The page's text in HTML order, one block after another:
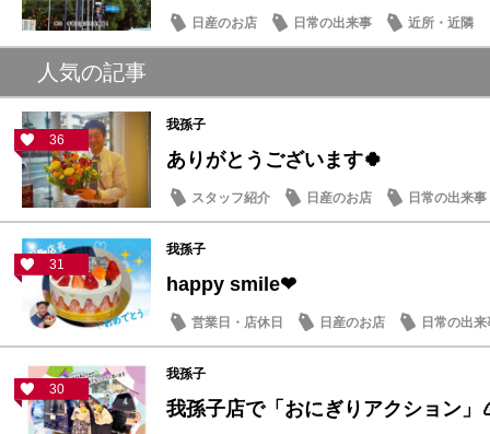
日産のお店 日常の出来事 近所・近隣
人気の記事
36
我孫子
ありがとうございます🍀
スタッフ紹介 日産のお店 日常の出来事
31
我孫子
happy smile❤
営業日・店休日 日産のお店 日常の出来
30
我孫子
我孫子店で「おにぎりアクション」